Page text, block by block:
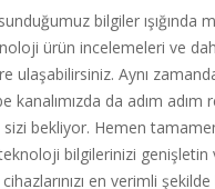
bilgiler ışığında
ürün incelemeleri ve
ulaşabilirsiniz. Aynı
kanalımızda da adım adım
bekliyor. Hemen
bilgilerinizi genişletin
en verimli